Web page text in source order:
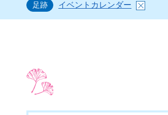
足跡
イベントカレンダー